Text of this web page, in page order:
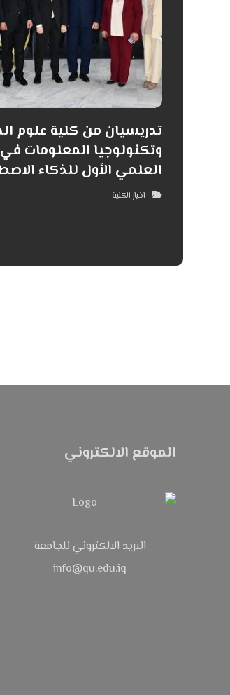
تدريسيان من كلية علوم
وتكنولوجيا المعلومات
العلمي الأول للذكاء
اخبار الكلية
الموقع الالكتروني
البريد الالكتروني للجامعة
info@qu.edu.iq